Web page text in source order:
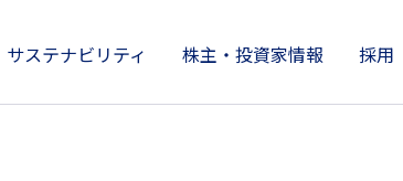
企業情報
情報
技術開発とイノベーション
サステナビリティ
サステナビリティ
株主・投資家情報
株主・投資家情報
採用